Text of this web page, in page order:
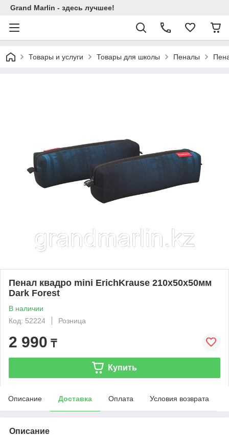
Grand Marlin - здесь лучшее!
Товары и услуги Товары для школы Пеналы
Пенал квадро mini ErichKrause 210x50x50мм
Dark Forest
В наличии
Код: 52224
Розница
2 990 ₸
Купить
Описание Доставка Оплата Условия возврата
Описание